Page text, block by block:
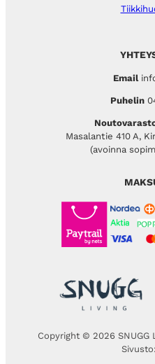
Email
Puhelin
Masalantie 410 A,
(avoinna
Copyright © 2026 SNUGG
Sivusto: